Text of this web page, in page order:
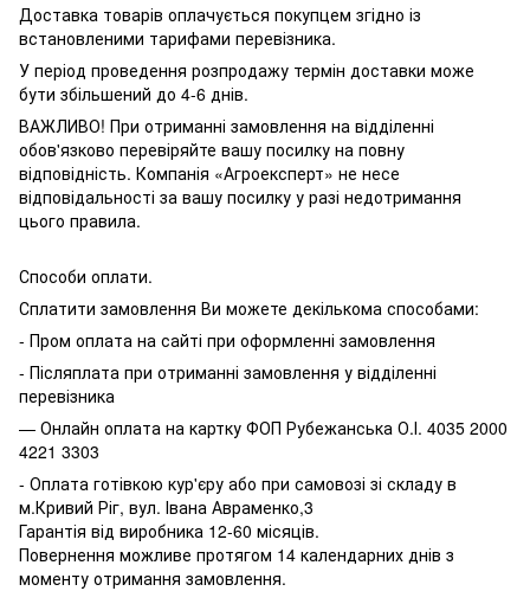
Доставка товарів оплачується покупцем згідно із
встановленими тарифами перевізника.
У період проведення розпродажу термін доставки може
бути збільшений до 4-6 днів.
ВАЖЛИВО! При отриманні замовлення на відділенні
обов'язково перевіряйте вашу посилку на повну
відповідність. Компанія «Агроексперт» не несе
відповідальності за вашу посилку у разі недотримання
цього правила.
Способи оплати.
Сплатити замовлення Ви можете декількома способами:
- Пром оплата на сайті при оформленні замовлення
- Післяплата при отриманні замовлення у відділенні
перевізника
— Онлайн оплата на картку ФОП Рубежанська О.І. 4035 2000
4221 3303
- Оплата готівкою кур'єру або при самовозі зі складу в
м.Кривий Ріг, вул. Івана Авраменко,3
Гарантія від виробника 12-60 місяців.
Повернення можливе протягом 14 календарних днів з
моменту отримання замовлення.